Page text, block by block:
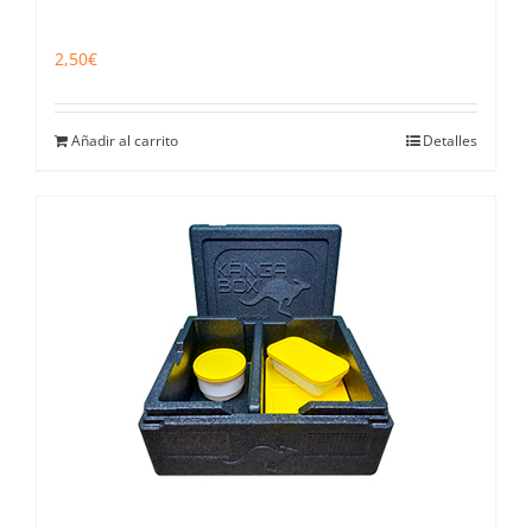
2,50€
Añadir al carrito Detalles